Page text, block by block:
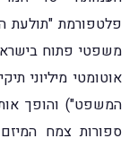
פלטפורמת "תולעת
משפטי פתוח
אוטומטי מיליוני
המשפט") והופך
ספורות צמח